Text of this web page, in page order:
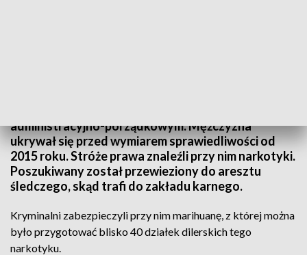
administracyjno-porządkowym. Mężczyzna
ukrywał się przed wymiarem sprawiedliwości od
2015 roku. Stróże prawa znaleźli przy nim narkotyki.
Poszukiwany został przewieziony do aresztu
śledczego, skąd trafi do zakładu karnego.
Kryminalni zabezpieczyli przy nim marihuanę, z której można
było przygotować blisko 40 działek dilerskich tego
narkotyku.